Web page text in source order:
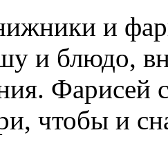
и
и блюдо,
чтобы и